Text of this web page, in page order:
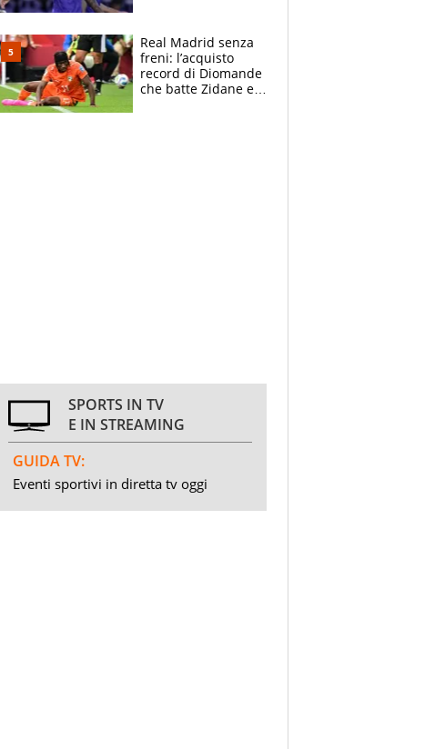
Real Madrid senza
freni: l’acquisto
record di Diomande
che batte Zidane e
SPORTS IN TV
E IN STREAMING
GUIDA TV:
Eventi sportivi in diretta tv oggi